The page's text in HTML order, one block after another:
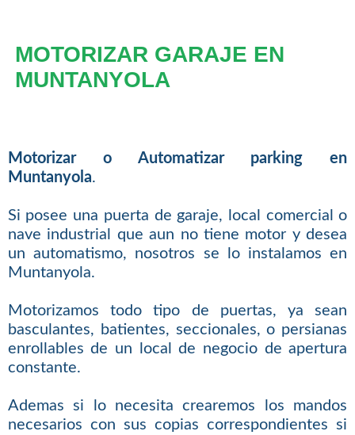
MOTORIZAR GARAJE EN
MUNTANYOLA
Motorizar o Automatizar parking en
Muntanyola.
Si posee una puerta de garaje, local comercial o
nave industrial que aun no tiene motor y desea
un automatismo, nosotros se lo instalamos en
Muntanyola.
Motorizamos todo tipo de puertas, ya sean
basculantes, batientes, seccionales, o persianas
enrollables de un local de negocio de apertura
constante.
Ademas si lo necesita crearemos los mandos
necesarios con sus copias correspondientes si